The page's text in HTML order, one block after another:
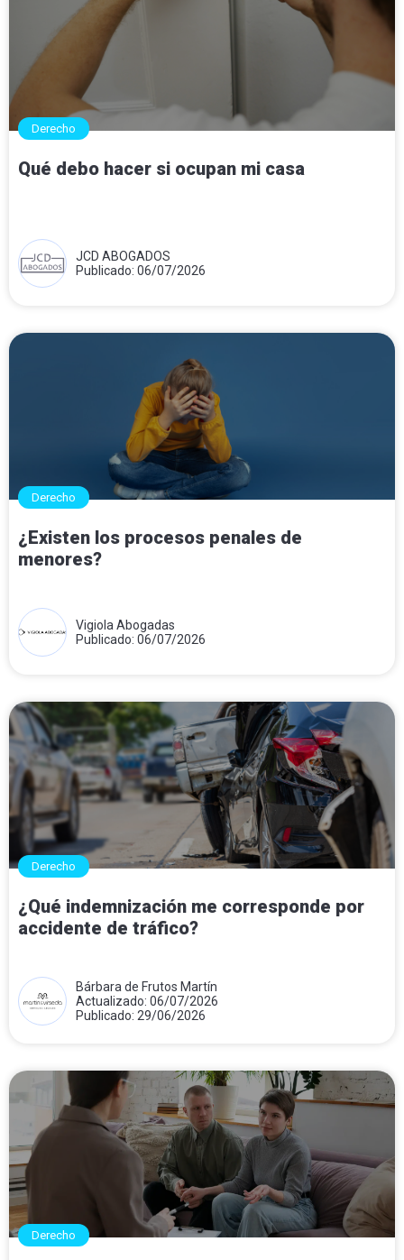
Derecho
Qué debo hacer si ocupan mi casa
JCD ABOGADOS
Publicado: 06/07/2026
Derecho
¿Existen los procesos penales de
menores?
Vigiola Abogadas
Publicado: 06/07/2026
Derecho
¿Qué indemnización me corresponde por
accidente de tráfico?
Bárbara de Frutos Martín
Actualizado: 06/07/2026
Publicado: 29/06/2026
Derecho